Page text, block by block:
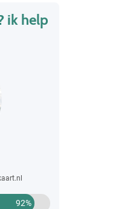
ik help
92%